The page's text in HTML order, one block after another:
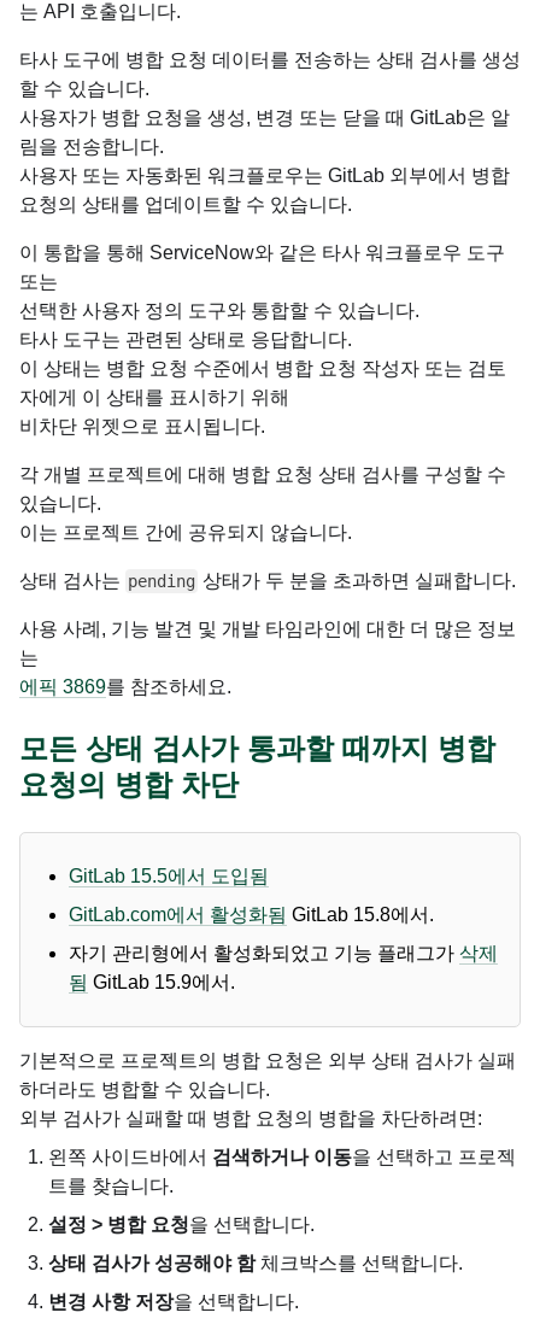
는 API 호출입니다.
타사 도구에 병합 요청 데이터를 전송하는 상태 검사를 생성
할 수 있습니다.
사용자가 병합 요청을 생성, 변경 또는 닫을 때 GitLab은 알
림을 전송합니다.
사용자 또는 자동화된 워크플로우는 GitLab 외부에서 병합
요청의 상태를 업데이트할 수 있습니다.
이 통합을 통해 ServiceNow와 같은 타사 워크플로우 도구
또는
선택한 사용자 정의 도구와 통합할 수 있습니다.
타사 도구는 관련된 상태로 응답합니다.
이 상태는 병합 요청 수준에서 병합 요청 작성자 또는 검토
자에게 이 상태를 표시하기 위해
비차단 위젯으로 표시됩니다.
각 개별 프로젝트에 대해 병합 요청 상태 검사를 구성할 수
있습니다.
이는 프로젝트 간에 공유되지 않습니다.
상태 검사는 pending 상태가 두 분을 초과하면 실패합니다.
사용 사례, 기능 발견 및 개발 타임라인에 대한 더 많은 정보
는
에픽 3869를 참조하세요.
모든 상태 검사가 통과할 때까지 병합
요청의 병합 차단
GitLab 15.5에서 도입됨
GitLab.com에서 활성화됨 GitLab 15.8에서.
자기 관리형에서 활성화되었고 기능 플래그가 삭제
됨 GitLab 15.9에서.
기본적으로 프로젝트의 병합 요청은 외부 상태 검사가 실패
하더라도 병합할 수 있습니다.
외부 검사가 실패할 때 병합 요청의 병합을 차단하려면:
왼쪽 사이드바에서 검색하거나 이동을 선택하고 프로젝
트를 찾습니다.
설정 > 병합 요청을 선택합니다.
상태 검사가 성공해야 함체크박스를 선택합니다.
변경 사항 저장을 선택합니다.